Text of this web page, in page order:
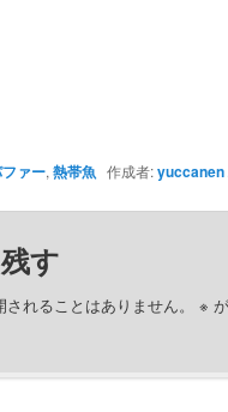
ァー, 熱帯魚 作成者:yuccanen
す
れることはありません。 ※